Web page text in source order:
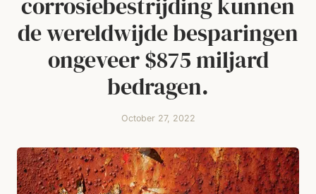
corrosiebestrijding kunnen
de wereldwijde besparingen
ongeveer $875 miljard
bedragen.
October 27, 2022